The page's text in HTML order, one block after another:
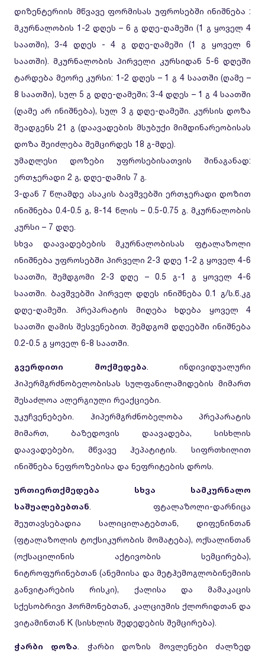
დიზენტერიის მწვავე ფორმისას უფროსებში ინიშნება :
მკურნალობის 1-2 დღეს – 6 გ დღე-ღამეში (1 გ ყოველ 4
საათში), 3-4 დღეს - 4 გ დღე-ღამეში (1 გ ყოველ 6
საათში). მკურნალობის პირველი კურსიდან 5-6 დღეში
ტარდება მეორე კურსი: 1-2 დღეს – 1 გ 4 საათში (ღამე –
8 საათში), სულ 5 გ დღე-ღამეში; 3-4 დღეს – 1 გ 4 საათში
(ღამე არ ინიშნება), სულ 3 გ დღე-ღამეში. კურსის დოზა
შეადგენს 21 გ (დაავადების მსუბუქი მიმდინარეობისას
დოზა შეიძლება შემცირდეს 18 გ-მდე).
უმაღლესი დოზები უფროსებისათვის შინაგანად:
ერთჯერადი 2 გ, დღე-ღამის 7 გ.
3-დან 7 წლამდე ასაკის ბავშვებში ერთჯერადი დოზით
ინიშნება 0.4-0.5 გ, 8-14 წლის – 0.5-0.75 გ. მკურნალობის
კურსი – 7 დღე.
სხვა დაავადებების მკურნალობისას ფტალაზოლი
ინიშნება უფროსებში პირველი 2-3 დღე 1-2 გ ყოველ 4-6
საათში, შემდგომი 2-3 დღე – 0.5 გ-1 გ ყოველ 4-6
საათში. ბავშვებში პირველ დღეს ინიშნება 0.1 გ/ს.წ.კგ
დღე-ღამეში. პრეპარატის მიღება ხდება ყოველ 4
საათში ღამის შესვენებით. შემდგომ დღეებში ინიშნება
0.2-0.5 გ ყოველ 6-8 საათში.
გვერდითი მოქმედება. ინდივიდუალური
ჰიპერმგრძნობელობისას სულფანილამიდების მიმართ
შესაძლოა ალერგიული რეაქციები.
უკუჩვენებები. ჰიპერმგრძნობელობა პრეპარატის
მიმართ, ბაზედოვის დაავადება, სისხლის
დაავადებები, მწვავე ჰეპატიტის. სიფრთხილით
ინიშნება ნეფროზებისა და ნეფრიტების დროს.
ურთიერთქმედება სხვა სამკურნალო
საშუალებებთან. ფტალაზოლი-დარნიცა
შეუთავსებადია სალიცილატებთან, დიფენინთან
(ფტალაზოლის ტოქსიკურობის მომატება), ოქსალინთან
(ოქსაცილინის აქტივობის სემცირება),
ნიტროფურინებთან (ანემიისა და მეტჰემოგლობინემიის
განვიტარების რისკი), ქალისა და მამაკაცის
სქესობრივი ჰორმონებთან, კალციუმის ქლორიდთან და
ვიტამინთან K (სისხლის შედედების შემცირება).
ჭარბი დოზა. ჭარბი დოზის მოვლენები ძალზედ